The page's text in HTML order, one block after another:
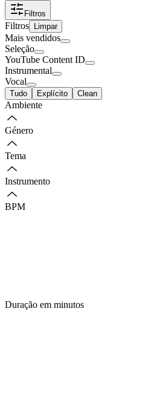
Filtros
Filtros Limpar
Mais vendidos
Seleção
YouTube Content ID
Instrumental
Vocal
Tudo Explícito Clean
Ambiente
Género
Tema
Instrumento
BPM
Duração em minutos